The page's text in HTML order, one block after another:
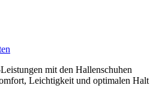
mit den Hallenschuhen
Leichtigkeit und optimalen Halt